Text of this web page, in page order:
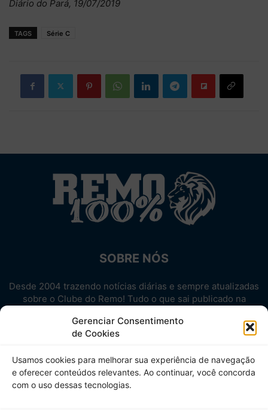
Gerenciar Consentimento
de Cookies
Usamos cookies para melhorar sua experiência de navegação
e oferecer conteúdos relevantes. Ao continuar, você concorda
com o uso dessas tecnologias.
Diário do Pará, 19/07/2019
TAGS Série C
SOBRE NÓS
Desde 2004 trazendo notícias diárias e sempre atualizadas
sobre o Clube do Remo! Tudo o que sai publicado na
Aproveite! Site não-oficial.
SIGA-NOS